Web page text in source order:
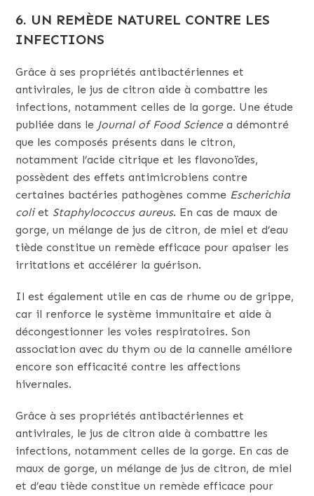
6. UN REMÈDE NATUREL CONTRE LES
INFECTIONS
Grâce à ses propriétés antibactériennes et
antivirales, le jus de citron aide à combattre les
infections, notamment celles de la gorge. Une étude
publiée dans le Journal of Food Sciencea démontré
que les composés présents dans le citron,
notamment l’acide citrique et les flavonoïdes,
possèdent des effets antimicrobiens contre
certaines bactéries pathogènes comme Escherichia
coliet Staphylococcus aureus. En cas de maux de
gorge, un mélange de jus de citron, de miel et d’eau
tiède constitue un remède efficace pour apaiser les
irritations et accélérer la guérison.
Il est également utile en cas de rhume ou de grippe,
car il renforce le système immunitaire et aide à
décongestionner les voies respiratoires. Son
association avec du thym ou de la cannelle améliore
encore son efficacité contre les affections
hivernales.
Grâce à ses propriétés antibactériennes et
antivirales, le jus de citron aide à combattre les
infections, notamment celles de la gorge. En cas de
maux de gorge, un mélange de jus de citron, de miel
et d’eau tiède constitue un remède efficace pour